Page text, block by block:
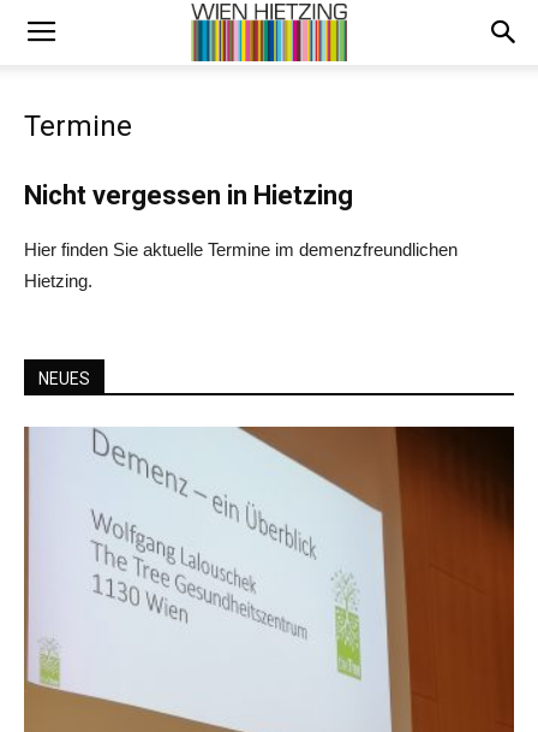
Termine
Nicht vergessen in Hietzing
Hier finden Sie aktuelle Termine im demenzfreundlichen
Hietzing.
NEUES